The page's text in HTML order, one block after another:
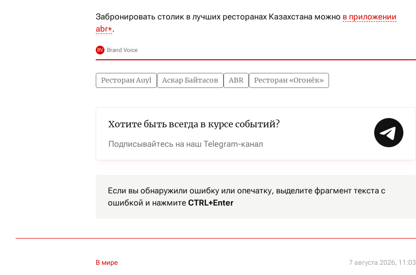
Забронировать столик в лучших ресторанах Казахстана можно в приложении
abr+.
Ресторан Auyl Аскар Байтасов ABR Ресторан «Огонёк»
Хотите быть всегда в курсе событий?
Подписывайтесь на наш Telegram-канал
Если вы обнаружили ошибку или опечатку, выделите фрагмент текста с
ошибкой и нажмите CTRL+Enter
В мире 7 августа 2026, 11:03